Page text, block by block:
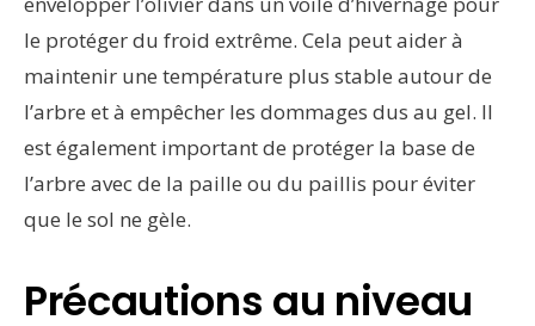
le protéger du froid extrême. Cela peut aider à
maintenir une température plus stable autour de
l’arbre et à empêcher les dommages dus au gel. Il
est également important de protéger la base de
l’arbre avec de la paille ou du paillis pour éviter
que le sol ne gèle.
Précautions au niveau